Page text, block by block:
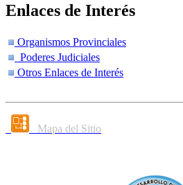
Enlaces de Interés
Organismos Provinciales
Poderes Judiciales
Otros Enlaces de Interés
Mapa del Sitio